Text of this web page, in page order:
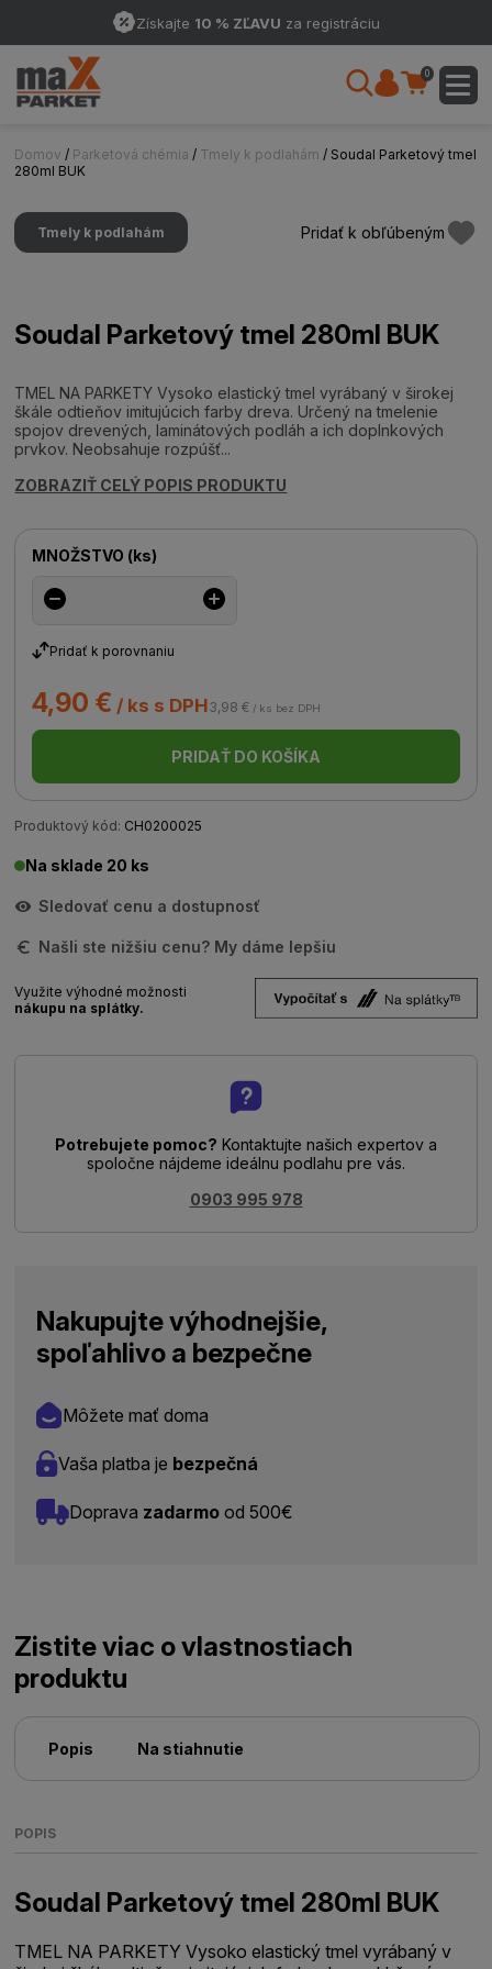
Získajte 10 % ZĽAVU za registráciu
0
Domov / Parketová chémia / Tmely k podlahám / Soudal Parketový tmel
280ml BUK
Tmely k podlahám Pridať k obľúbeným
Soudal Parketový tmel 280ml BUK
TMEL NA PARKETY Vysoko elastický tmel vyrábaný v širokej
škále odtieňov imitujúcich farby dreva. Určený na tmelenie
spojov drevených, laminátových podláh a ich doplnkových
prvkov. Neobsahuje rozpúšť...
ZOBRAZIŤ CELÝ POPIS PRODUKTU
MNOŽSTVO (ks)
Pridať k porovnaniu
4,90 € / ks s DPH3,98 € / ks bez DPH
PRIDAŤ DO KOŠÍKA
Produktový kód: CH0200025
Na sklade 20 ks
Sledovať cenu a dostupnosť
Našli ste nižšiu cenu? My dáme lepšiu
Využite výhodné možnosti
nákupu na splátky.
Potrebujete pomoc? Kontaktujte našich expertov a
spoločne nájdeme ideálnu podlahu pre vás.
0903 995 978
Nakupujte výhodnejšie,
spoľahlivo a bezpečne
Môžete mať doma
Vaša platba je bezpečná
Doprava zadarmo od 500€
Zistite viac o vlastnostiach
produktu
Popis Na stiahnutie
POPIS
Soudal Parketový tmel 280ml BUK
TMEL NA PARKETY Vysoko elastický tmel vyrábaný v